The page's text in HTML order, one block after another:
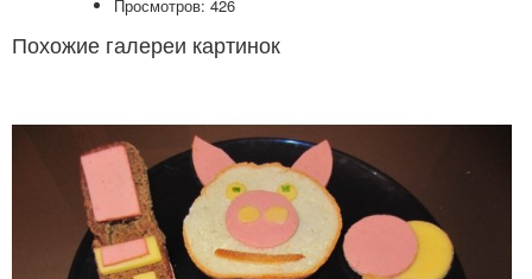
Просмотров: 426
Похожие галереи картинок